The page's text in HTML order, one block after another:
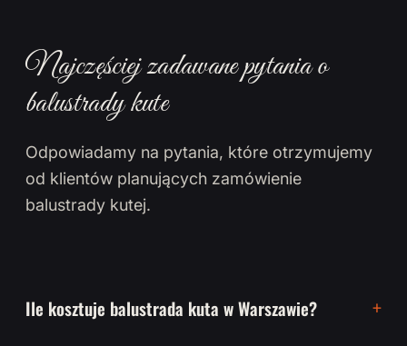
Najczęściej zadawane pytania o
balustrady kute
Odpowiadamy na pytania, które otrzymujemy
od klientów planujących zamówienie
balustrady kutej.
Ile kosztuje balustrada kuta w Warszawie?